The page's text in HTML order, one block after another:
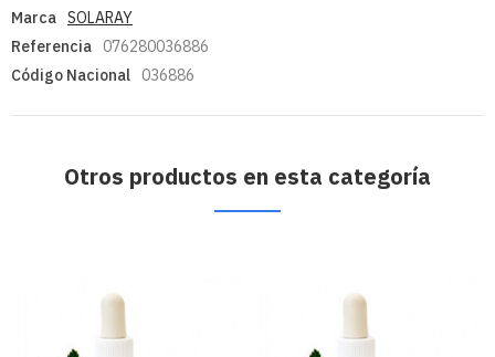
Marca SOLARAY
Referencia
076280036886
Código Nacional
036886
Otros productos en esta categoría